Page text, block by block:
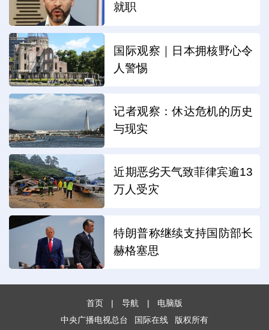
就职
国际观察｜日本拥核野心令
人警惕
记者观察：休达危机的历史
与现实
近期恶劣天气致菲律宾逾13
万人受灾
特朗普称继续支持国防部长
赫格塞思
首页 | 导航 |
电脑版
中央广播电视总台
国际在线 版权所有